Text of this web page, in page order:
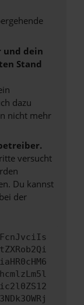
und dein
Stand
dazu
nicht mehr
versucht
Du kannst
der